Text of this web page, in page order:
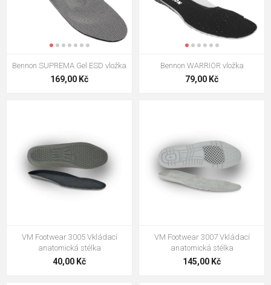
Bennon SUPREMA Gel ESD vložka
169,00 Kč
Bennon WARRIOR vložka
79,00 Kč
VM Footwear 3005 Vkládací
anatomická stélka
40,00 Kč
VM Footwear 3007 Vkládací
anatomická stélka
145,00 Kč